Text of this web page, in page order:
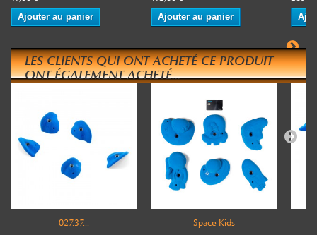
Ajouter au panier Ajouter au panier
LES CLIENTS QUI ONT ACHETÉ CE PRODUIT
ONT ÉGALEMENT ACHETÉ...
027.37... Space Kids